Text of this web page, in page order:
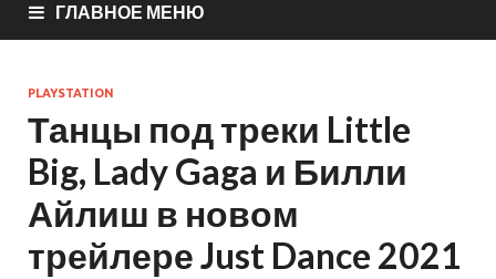
ГЛАВНОЕ МЕНЮ
PLAYSTATION
Танцы под треки Little
Big, Lady Gaga и Билли
Айлиш в новом
трейлере Just Dance 2021